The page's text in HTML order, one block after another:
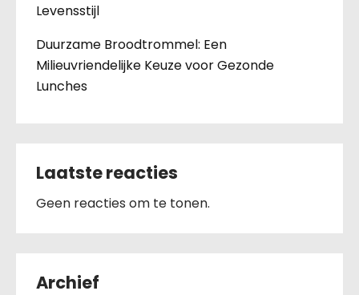
Levensstijl
Duurzame Broodtrommel: Een
Milieuvriendelijke Keuze voor Gezonde
Lunches
Laatste reacties
Geen reacties om te tonen.
Archief